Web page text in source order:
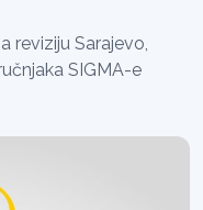
reviziju Sarajevo,
SIGMA-e